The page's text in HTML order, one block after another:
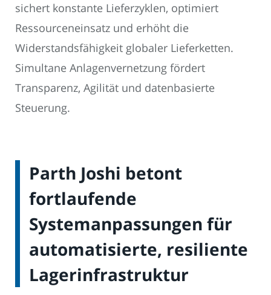
sichert konstante Lieferzyklen, optimiert
Ressourceneinsatz und erhöht die
Widerstandsfähigkeit globaler Lieferketten.
Simultane Anlagenvernetzung fördert
Transparenz, Agilität und datenbasierte
Steuerung.
Parth Joshi betont
fortlaufende
Systemanpassungen für
automatisierte, resiliente
Lagerinfrastruktur